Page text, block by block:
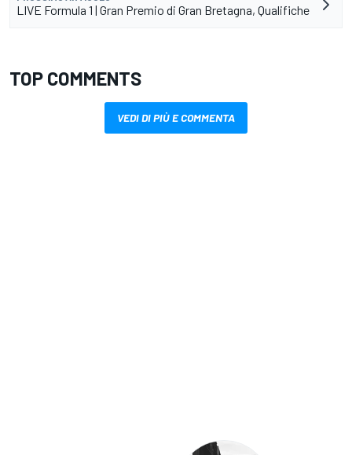
LIVE Formula 1 | Gran Premio di Gran Bretagna, Qualifiche
TOP COMMENTS
VEDI DI PIÙ E COMMENTA